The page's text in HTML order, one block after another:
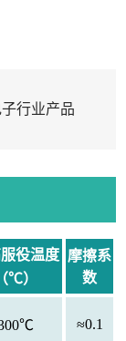
行业产品
役温度
（℃）
摩擦系
数
℃ ≈0.1